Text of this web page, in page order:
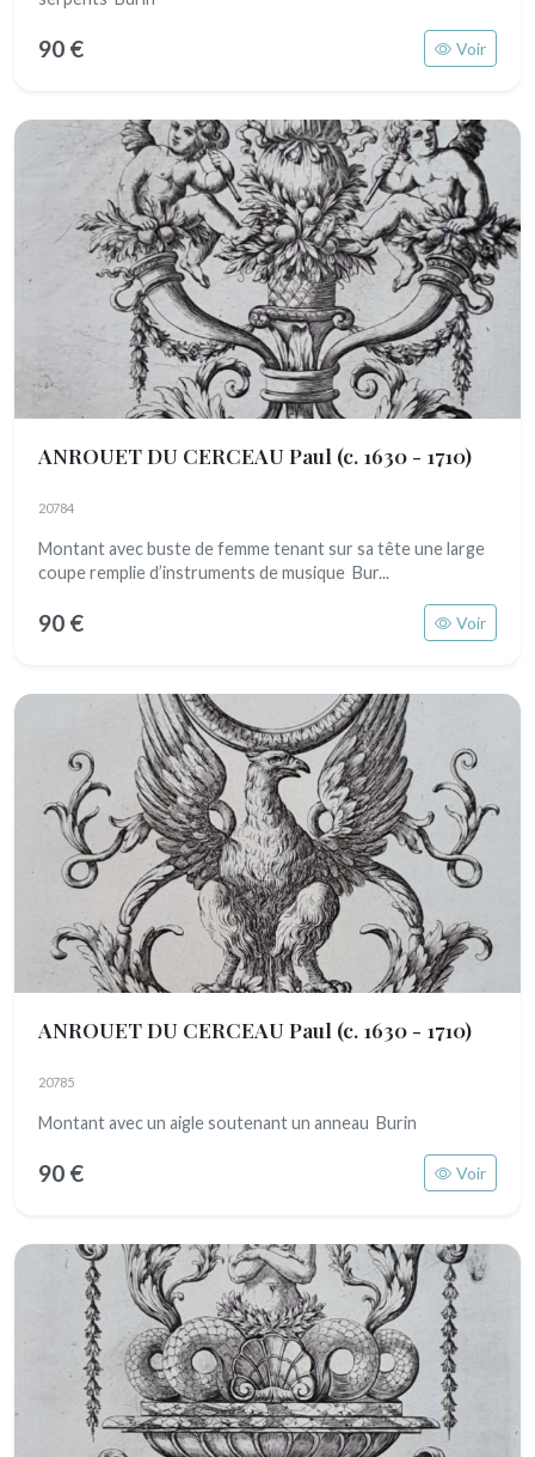
90 € Voir
ANROUET DU CERCEAU Paul (c. 1630 - 1710)
20784
Montant avec buste de femme tenant sur sa tête une large
coupe remplie d’instruments de musique Bur...
90 € Voir
ANROUET DU CERCEAU Paul (c. 1630 - 1710)
20785
Montant avec un aigle soutenant un anneau Burin
90 € Voir